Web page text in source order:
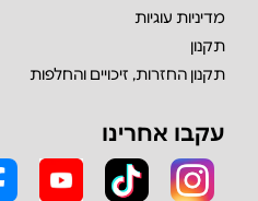
מדיניות עוגיות
תקנון
תקנון החזרות, זיכויים והחלפות
עקבו אחרינו